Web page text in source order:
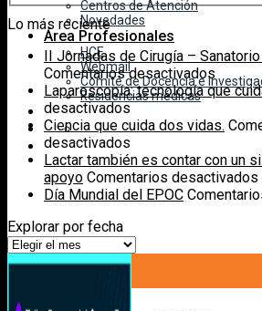
Centros de Atención
Novedades
Área Profesionales
HCE
Webmail
Comité de Docencia e
Residencias médicas
Lo más reciente
II Jornadas de Cirugía –
Comentarios desactivados
II
de
–
San
Laparoscopía: tecnología que
desactivadosen
Laparoscopía:
que
cuida
Ciencia que cuida dos vidas.
desactivados
Ciencia
que
cuida
Lactar también es contar con un
apoyo Comentarios desactivados
Día Mundial del EPOC
Explorar por fecha
Explorar
por